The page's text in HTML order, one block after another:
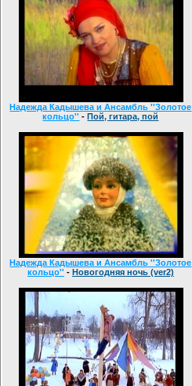
Надежда Кадышева и Ансамбль ''Золотое
кольцо'' -Пой, гитара, пой
Надежда Кадышева и Ансамбль ''Золотое
кольцо'' - Новогодняя ночь (ver2)